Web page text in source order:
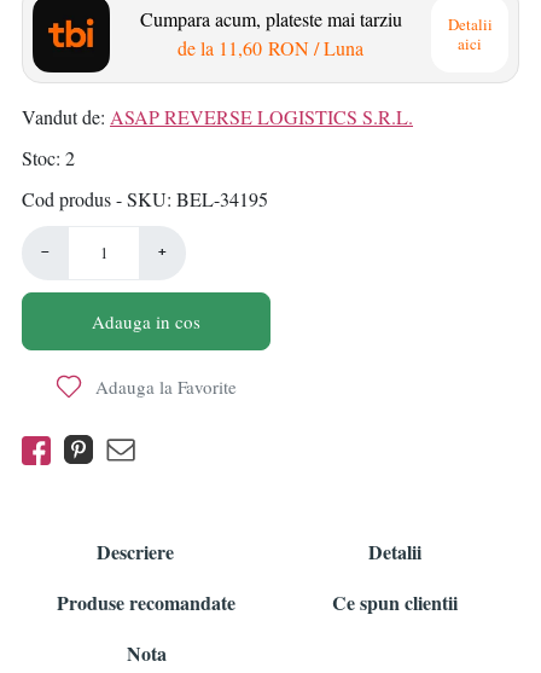
Cumpara acum, plateste mai tarziu
de la 11,60 RON/ Luna
Detalii
aici
Vandut de: ASAP REVERSE LOGISTICS S.R.L.
Stoc 2
Cod produs - SKU BEL-34195
− +
Adauga in cos
Adauga la Favorite
Descriere
Detalii
Produse recomandate
Ce spun clientii
Nota